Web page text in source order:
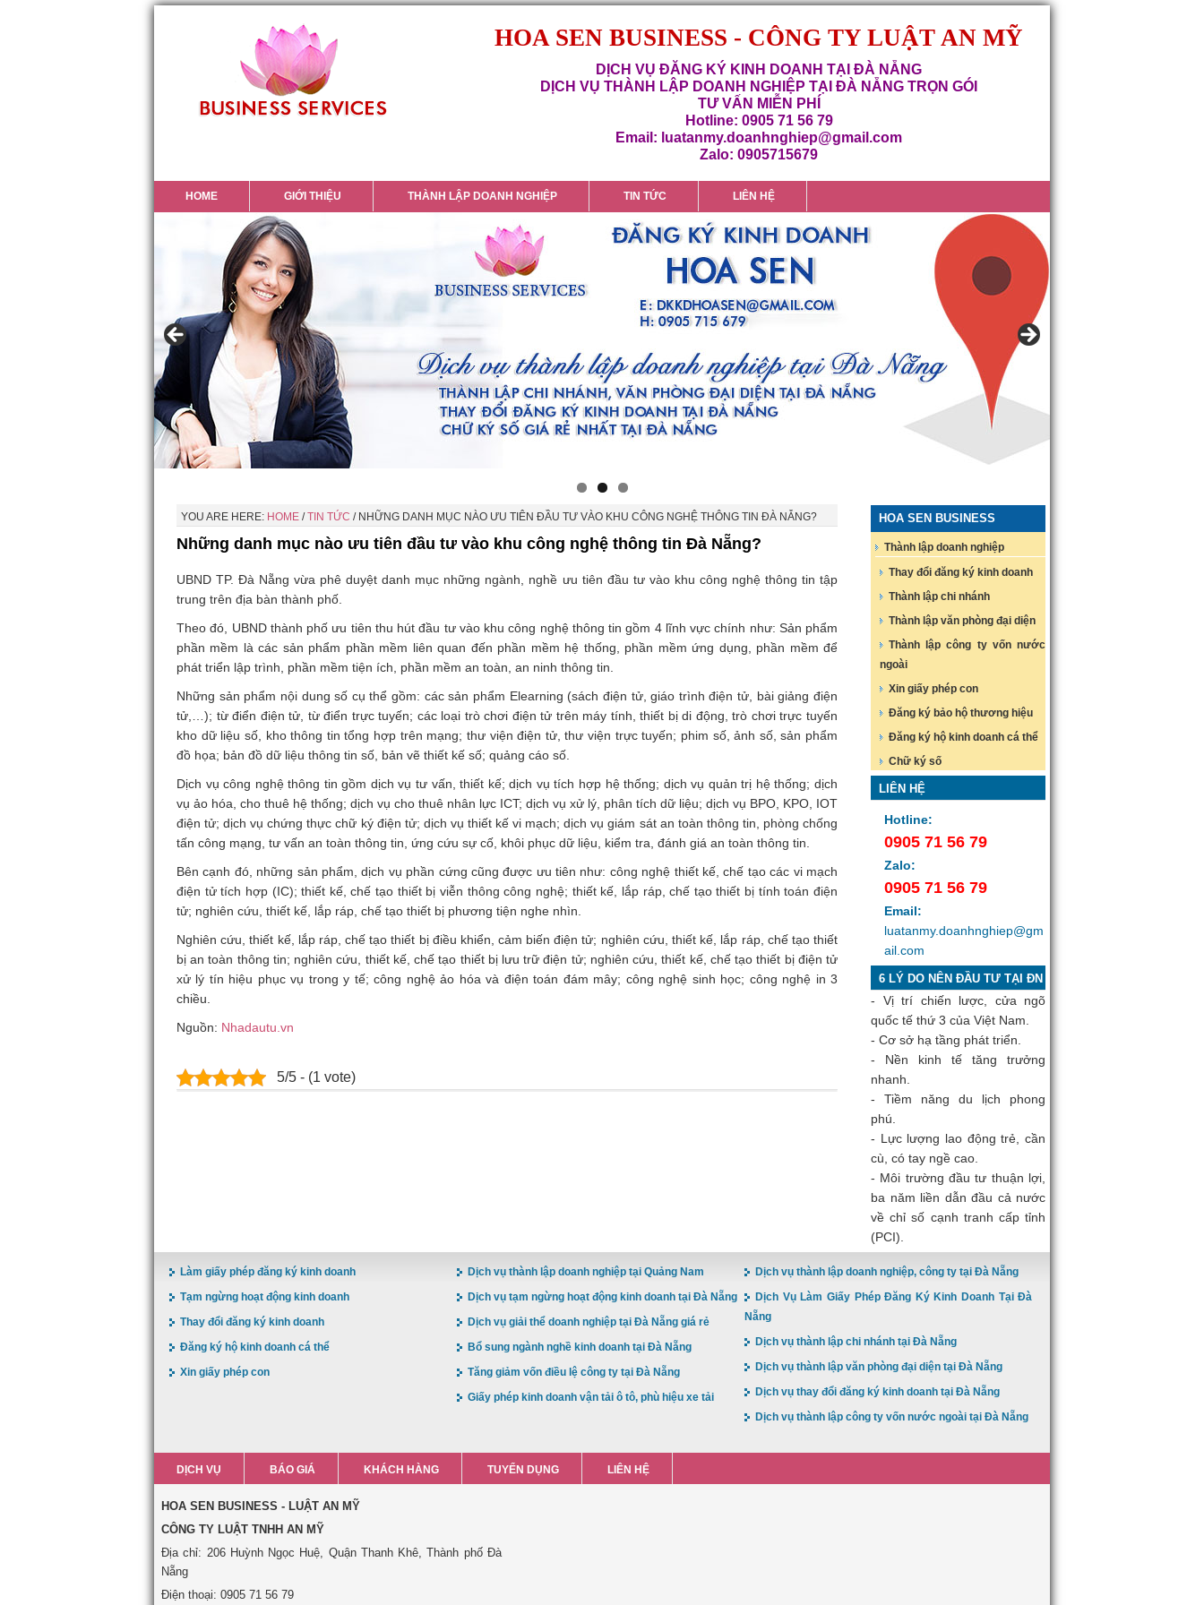
HOA SEN BUSINESS - CÔNG TY LUẬT AN MỸ
DỊCH VỤ ĐĂNG KÝ KINH DOANH TẠI ĐÀ NẴNG
DỊCH VỤ THÀNH LẬP DOANH NGHIỆP TẠI ĐÀ NẴNG TRỌN GÓI
TƯ VẤN MIỄN PHÍ
Hotline: 0905 71 56 79
Email: luatanmy.doanhnghiep@gmail.com
Zalo: 0905715679
HOME GIỚI THIỆU THÀNH LẬP DOANH NGHIỆP TIN TỨC LIÊN HỆ
YOU ARE HERE: HOME / TIN TỨC /NHỮNG DANH MỤC NÀO ƯU TIÊN ĐẦU TƯ VÀO KHU CÔNG NGHỆ THÔNG TIN ĐÀ NẴNG?
Những danh mục nào ưu tiên đầu tư vào khu công nghệ thông tin Đà Nẵng?
UBND TP. Đà Nẵng vừa phê duyệt danh mục những ngành, nghề ưu tiên đầu tư vào khu công nghệ thông tin tập
trung trên địa bàn thành phố.
Theo đó, UBND thành phố ưu tiên thu hút đầu tư vào khu công nghệ thông tin gồm 4 lĩnh vực chính như: Sản phẩm
phần mềm là các sản phẩm phần mềm liên quan đến phần mềm hệ thống, phần mềm ứng dụng, phần mềm để
phát triển lập trình, phần mềm tiện ích, phần mềm an toàn, an ninh thông tin.
Những sản phẩm nội dung số cụ thể gồm: các sản phẩm Elearning (sách điện tử, giáo trình điện tử, bài giảng điện
tử,…); từ điển điện tử, từ điển trực tuyến; các loại trò chơi điện tử trên máy tính, thiết bị di động, trò chơi trực tuyến
kho dữ liệu số, kho thông tin tổng hợp trên mạng; thư viện điện tử, thư viện trực tuyến; phim số, ảnh số, sản phẩm
đồ họa; bản đồ dữ liệu thông tin số, bản vẽ thiết kế số; quảng cáo số.
Dịch vụ công nghệ thông tin gồm dịch vụ tư vấn, thiết kế; dịch vụ tích hợp hệ thống; dịch vụ quản trị hệ thống; dịch
vụ ảo hóa, cho thuê hệ thống; dịch vụ cho thuê nhân lực ICT; dịch vụ xử lý, phân tích dữ liệu; dịch vụ BPO, KPO, IOT
điện tử; dịch vụ chứng thực chữ ký điện tử; dịch vụ thiết kế vi mạch; dịch vụ giám sát an toàn thông tin, phòng chống
tấn công mạng, tư vấn an toàn thông tin, ứng cứu sự cố, khôi phục dữ liệu, kiểm tra, đánh giá an toàn thông tin.
Bên cạnh đó, những sản phẩm, dịch vụ phần cứng cũng được ưu tiên như: công nghệ thiết kế, chế tạo các vi mạch
điện tử tích hợp (IC); thiết kế, chế tạo thiết bị viễn thông công nghệ; thiết kế, lắp ráp, chế tạo thiết bị tính toán điện
tử; nghiên cứu, thiết kế, lắp ráp, chế tạo thiết bị phương tiện nghe nhìn.
Nghiên cứu, thiết kế, lắp ráp, chế tạo thiết bị điều khiển, cảm biến điện tử; nghiên cứu, thiết kế, lắp ráp, chế tạo thiết
bị an toàn thông tin; nghiên cứu, thiết kế, chế tạo thiết bị lưu trữ điện tử; nghiên cứu, thiết kế, chế tạo thiết bị điện tử
xử lý tín hiệu phục vụ trong y tế; công nghệ ảo hóa và điện toán đám mây; công nghệ sinh học; công nghệ in 3
chiều.
Nguồn: Nhadautu.vn
5/5 - (1 vote)
HOA SEN BUSINESS
Thành lập doanh nghiệp
Thay đổi đăng ký kinh doanh
Thành lập chi nhánh
Thành lập văn phòng đại diện
Thành lập công ty vốn nước
ngoài
Xin giấy phép con
Đăng ký bảo hộ thương hiệu
Đăng ký hộ kinh doanh cá thể
Chữ ký số
LIÊN HỆ
Hotline:
0905 71 56 79
Zalo:
0905 71 56 79
Email:
luatanmy.doanhnghiep@gm
ail.com
6 LÝ DO NÊN ĐẦU TƯ TẠI ĐN
- Vị trí chiến lược, cửa ngõ
quốc tế thứ 3 của Việt Nam.
- Cơ sở hạ tầng phát triển.
- Nền kinh tế tăng trưởng
nhanh.
- Tiềm năng du lịch phong
phú.
- Lực lượng lao động trẻ, cần
cù, có tay ngề cao.
- Môi trường đầu tư thuận lợi,
ba năm liền dẫn đầu cả nước
về chỉ số cạnh tranh cấp tỉnh
(PCI).
Làm giấy phép đăng ký kinh doanh
Tạm ngừng hoạt động kinh doanh
Thay đổi đăng ký kinh doanh
Đăng ký hộ kinh doanh cá thể
Xin giấy phép con
Dịch vụ thành lập doanh nghiệp tại Quảng Nam
Dịch vụ tạm ngừng hoạt động kinh doanh tại Đà Nẵng
Dịch vụ giải thể doanh nghiệp tại Đà Nẵng giá rẻ
Bổ sung ngành nghề kinh doanh tại Đà Nẵng
Tăng giảm vốn điều lệ công ty tại Đà Nẵng
Giấy phép kinh doanh vận tải ô tô, phù hiệu xe tải
Dịch vụ thành lập doanh nghiệp, công ty tại Đà Nẵng
Dịch Vụ Làm Giấy Phép Đăng Ký Kinh Doanh Tại Đà
Nẵng
Dịch vụ thành lập chi nhánh tại Đà Nẵng
Dịch vụ thành lập văn phòng đại diện tại Đà Nẵng
Dịch vụ thay đổi đăng ký kinh doanh tại Đà Nẵng
Dịch vụ thành lập công ty vốn nước ngoài tại Đà Nẵng
DỊCH VỤ BÁO GIÁ KHÁCH HÀNG TUYỂN DỤNG LIÊN HỆ
HOA SEN BUSINESS - LUẬT AN MỸ
CÔNG TY LUẬT TNHH AN MỸ
Địa chỉ: 206 Huỳnh Ngọc Huệ, Quận Thanh Khê, Thành phố Đà
Nẵng
Điện thoại: 0905 71 56 79